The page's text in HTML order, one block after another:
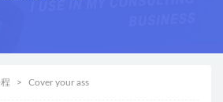
Cover your ass